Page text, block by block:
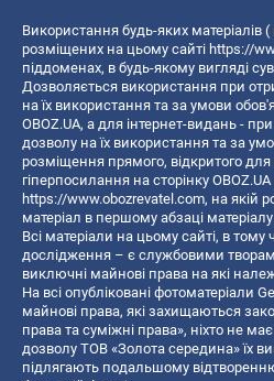
Використання будь-яких матеріалів
розміщених на цьому сайті https://
піддоменах, в будь-якому вигляді
Дозволяється використання при
на їх використання та за умови
OBOZ.UA, а для інтернет-видань -
дозволу на їх використання та за
розміщення прямого, відкритого
гіперпосилання на сторінку
https://www.obozrevatel.com, на якій
матеріал в першому абзаці матеріалу.
Всі матеріали на цьому сайті, в тому
дослідження – є службовими
виключні майнові права на які
На всі опубліковані фотоматеріали
майнові права, які захищаються
права та суміжні права», ніхто не
дозволу ТОВ «Золота середина» їх
підлягають подальшому